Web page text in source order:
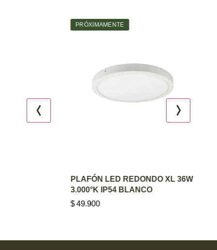
PRÓXIMAMENTE
Agotado
AGREGAR AL CARRITO
PLAFÓN LED REDONDO XL 36W
3.000°K IP54 BLANCO
49.900